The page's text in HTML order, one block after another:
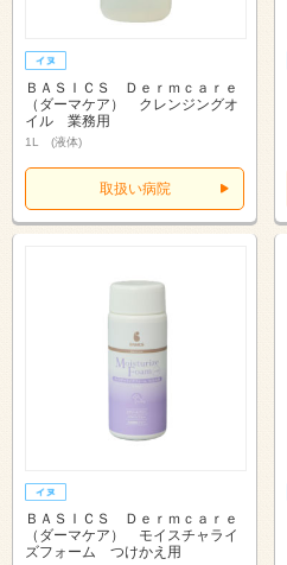
ＢＡＳＩＣＳ Ｄｅｒｍｃａｒｅ
（ダーマケア） クレンジングオ
イル 業務用
1L (液体)
取扱い病院
ＢＡＳＩＣＳ Ｄｅｒｍｃａｒｅ
（ダーマケア） モイスチャライ
ズフォーム つけかえ用